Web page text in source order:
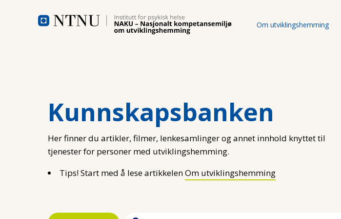
Om utviklingshemming
Kunnskapsbanken
Her finner du artikler, filmer, lenkesamlinger og annet innhold knyttet til
tjenester for personer med utviklingshemming.
Tips! Start med å lese artikkelenOm utviklingshemming